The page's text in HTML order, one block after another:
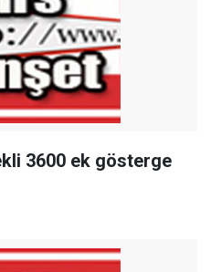
3600 ek gösterge